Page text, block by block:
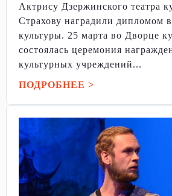
Актрису Дзержинского театра
Страхову наградили дипломом
культуры. 25 марта во Дворце
состоялась церемония
культурных учреждений...
ПОДРОБНЕЕ >